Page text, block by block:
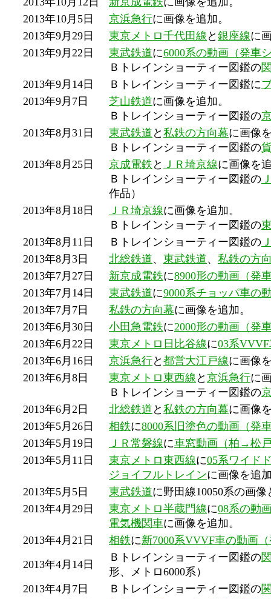
2013年10月5日
京浜急行に画像を追加。
2013年9月29日
東京メトロ千代田線 と 銀座線に
2013年9月22日
東武鉄道に6000系の動画（発車
Ｂトレインショーティー図鑑の
2013年9月14日
Ｂトレインショーティー図鑑に
2013年9月7日
芝山鉄道に画像を追加。
Ｂトレインショーティー図鑑の
2013年8月31日
東武鉄道 と 私鉄の方向幕に画像
Ｂトレインショーティー図鑑の
2013年8月25日
京成電鉄 と ＪＲ埼京線に画像を
Ｂトレインショーティー図鑑の
作品）
2013年8月18日
ＪＲ埼京線に画像を追加。
Ｂトレインショーティー図鑑の
2013年8月11日
Ｂトレインショーティー図鑑の
2013年8月3日
北総鉄道、 東武鉄道、 私鉄の方
2013年7月27日
新京成電鉄に8900形の動画（発
2013年7月14日
東武鉄道に9000系チョッパ車の
2013年7月7日
私鉄の方向幕に画像を追加。
2013年6月30日
小田急電鉄に2000形の動画（発
2013年6月22日
東京メトロ日比谷線に03系
2013年6月16日
京浜急行と 都営大江戸線に画像
2013年6月8日
東京メトロ東西線 と 京浜急行に
Ｂトレインショーティー図鑑の
2013年6月2日
北総鉄道 と 私鉄の方向幕に画像
2013年5月26日
相鉄に8000系旧塗色の動画（発
2013年5月19日
ＪＲ常磐線に車窓動画（柏→松
2013年5月11日
東京メトロ東西線に05系ワイド
ジョイフルトレインに画像を追
2013年5月5日
東武鉄道に野田線10050系の画像
2013年4月29日
東京メトロ半蔵門線に08系の動
電気機関車に画像を追加。
2013年4月21日
相鉄に新7000系VVVF車の動画
2013年4月14日
Ｂトレインショーティー図鑑の
形、メトロ6000系）
2013年4月7日
Ｂトレインショーティー図鑑の